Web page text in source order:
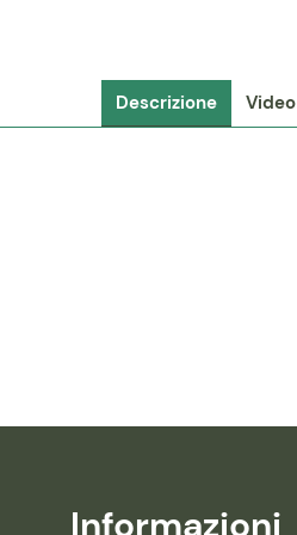
Descrizione Video
Informazioni